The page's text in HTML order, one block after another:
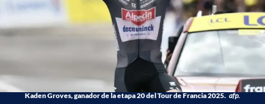
Kaden Groves, ganador de la etapa 20 del Tour de Francia 2025. afp.